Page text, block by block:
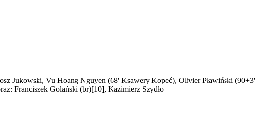
Jukowski, Vu Hoang Nguyen (68' Ksawery Kopeć), Olivier Pławiński (90+3'
Franciszek Golański (br)[10], Kazimierz Szydło